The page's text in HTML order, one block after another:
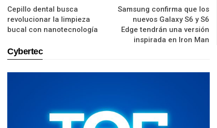
Cepillo dental busca
revolucionar la limpieza
bucal con nanotecnología
Samsung confirma que los
nuevos Galaxy S6 y S6
Edge tendrán una versión
inspirada en Iron Man
Cybertec